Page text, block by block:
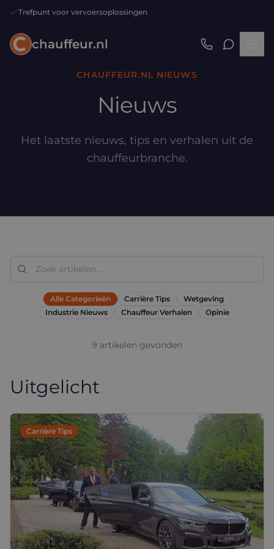
Trefpunt voor vervoersoplossingen
chauffeur.nl
CHAUFFEUR.NL NIEUWS
Nieuws
Het laatste nieuws, tips en verhalen uit de
chauffeurbranche.
Alle Categorieën Carrière Tips
Wetgeving
Industrie Nieuws
Chauffeur Verhalen Opinie
9 artikelen gevonden
Uitgelicht
Carrière Tips